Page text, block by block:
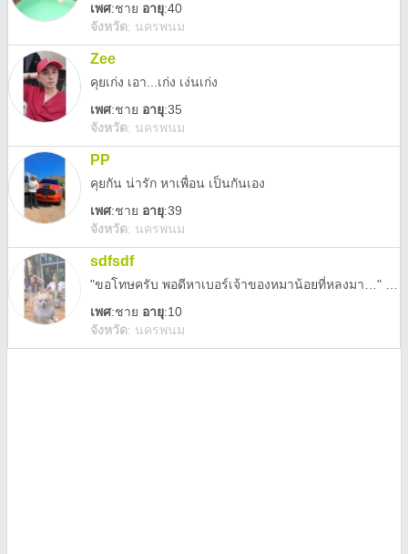
เพศ:ชาย อายุ:40
จังหวัด: นครพนม
Zee
คุยเก่ง เอา...เก่ง เง่นเก่ง
เพศ:ชาย อายุ:35
จังหวัด: นครพนม
PP
คุยกัน น่ารัก หาเพื่อน เป็นกันเอง
เพศ:ชาย อายุ:39
จังหวัด: นครพนม
sdfsdf
เพศ:ชาย อายุ:10
จังหวัด: นครพนม